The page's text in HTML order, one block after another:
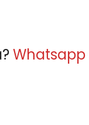
Whatsapp